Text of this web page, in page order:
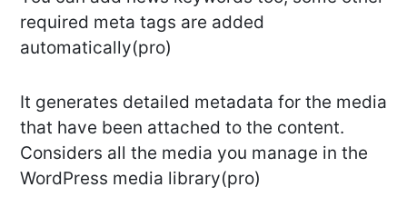
required meta tags are added
automatically(pro)
It generates detailed metadata for the media
that have been attached to the content.
Considers all the media you manage in the
WordPress media library(pro)